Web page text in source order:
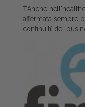
ŤAnche
affermata sempre
continuitŕ del